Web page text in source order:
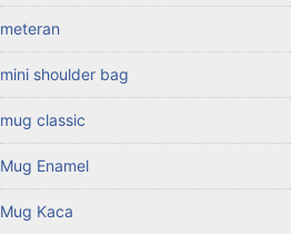
meteran
mini shoulder bag
mug classic
Mug Enamel
Mug Kaca